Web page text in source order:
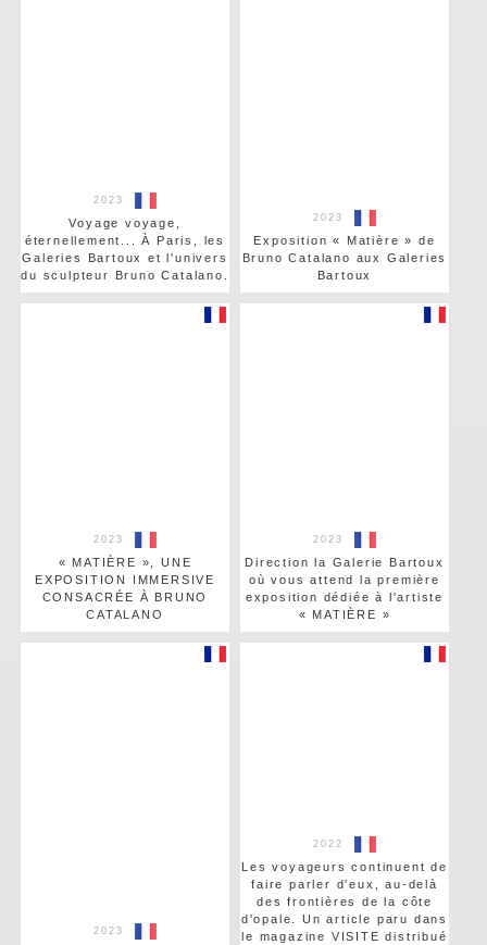
2023
Voyage voyage,
éternellement... À Paris, les
Galeries Bartoux et l'univers
du sculpteur Bruno Catalano.
2023
Exposition « Matière » de
Bruno Catalano aux Galeries
Bartoux
2023
« MATIÈRE », UNE
EXPOSITION IMMERSIVE
CONSACRÉE À BRUNO
CATALANO
2023
Direction la Galerie Bartoux
où vous attend la première
exposition dédiée à l'artiste
« MATIÈRE »
2023
2022
Les voyageurs continuent de
faire parler d'eux, au-delà
des frontières de la côte
d'opale. Un article paru dans
le magazine VISITE distribué